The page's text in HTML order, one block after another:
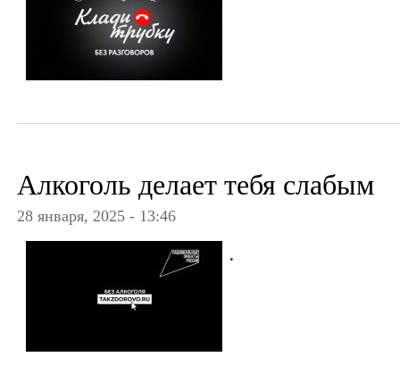
Алкоголь делает тебя слабым
28 января, 2025 - 13:46
.